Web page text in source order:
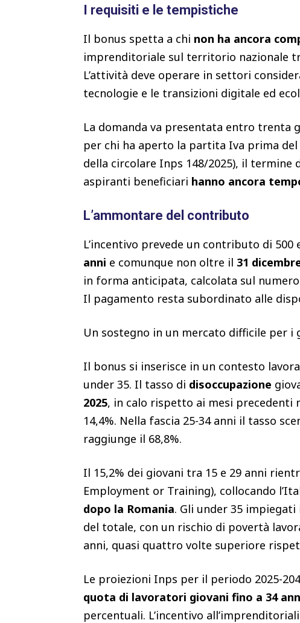
I requisiti e le tempistiche
Il bonus spetta a chi non ha ancora
imprenditoriale sul territorio nazionale
L’attività deve operare in settori
tecnologie e le transizioni digitale ed
La domanda va presentata entro trenta
per chi ha aperto la partita Iva prima
della circolare Inps 148/2025), il termine
aspiranti beneficiari hanno ancora
L’ammontare del contributo
L’incentivo prevede un contributo di
anni e comunque non oltre il 31
in forma anticipata, calcolata sul
Il pagamento resta subordinato alle
Un sostegno in un mercato difficile per i
Il bonus si inserisce in un contesto
under 35. Il tasso di disoccupazione
2025, in calo rispetto ai mesi precedenti
14,4%. Nella fascia 25-34 anni il tasso
raggiunge il 68,8%.​
Il 15,2% dei giovani tra 15 e 29 anni
Employment or Training), collocando
dopo la Romania. Gli under 35
del totale, con un rischio di povertà
anni, quasi quattro volte superiore
Le proiezioni Inps per il periodo 2025-
quota di lavoratori giovani fino a 34
percentuali. L’incentivo